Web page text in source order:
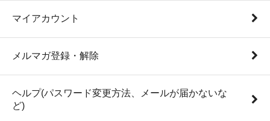
マイアカウント
メルマガ登録・解除
ヘルプ(パスワード変更方法、メールが届かないな
ど)